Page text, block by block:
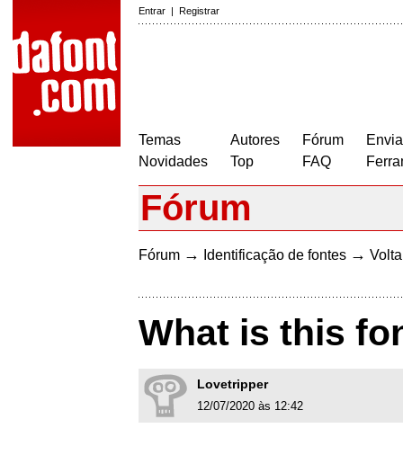
Entrar | Registrar
Temas
Novidades
Autores
Top
Fórum
FAQ
Fórum
Fórum → Identificação de fontes →
What is this
Lovetripper
12/07/2020 às 12:42